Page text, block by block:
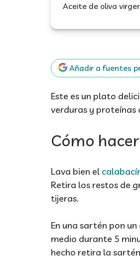
Aceite de oliva
Añadir a fuentes
Este es un plato
verduras y proteínas
Cómo
Lava bien el
Retira los restos de
tijeras.
En una sartén pon
medio durante 5
hecho retira la